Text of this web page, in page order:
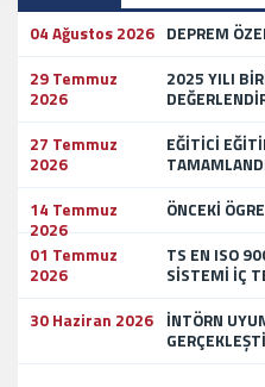
04 Ağustos 2026 DEPREM
29 Temmuz
2026
2025 YILI
27 Temmuz
2026
EĞİTİCİ
14 Temmuz
2026
ÖNCEKİ
01 Temmuz
2026
TS EN ISO
SİSTEMİ İÇ
30 Haziran 2026 İNTÖRN